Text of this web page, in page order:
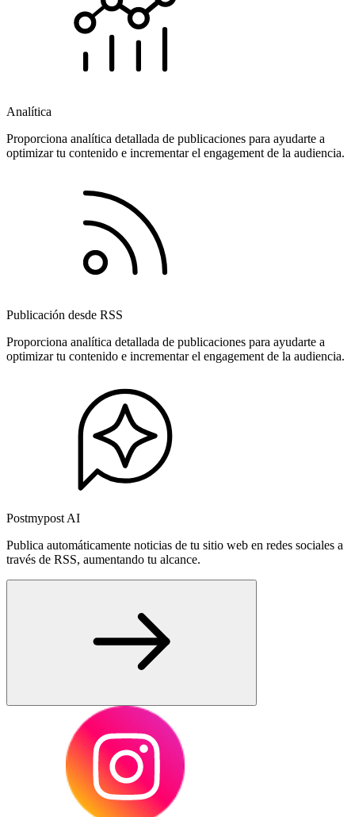
Analítica
Proporciona analítica detallada de publicaciones para ayudarte a
optimizar tu contenido e incrementar el engagement de la audiencia.
Publicación desde RSS
Proporciona analítica detallada de publicaciones para ayudarte a
optimizar tu contenido e incrementar el engagement de la audiencia.
Postmypost AI
Publica automáticamente noticias de tu sitio web en redes sociales a
través de RSS, aumentando tu alcance.